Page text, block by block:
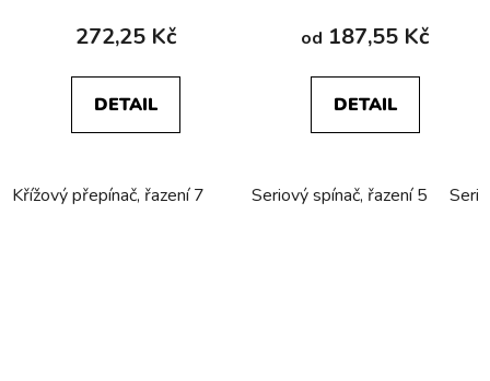
272,25 Kč
DETAIL
Křížový přepínač, řazení 7
od 187,55 Kč
DETAIL
Seriový spínač, řazení 5